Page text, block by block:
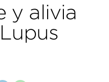
y alivia